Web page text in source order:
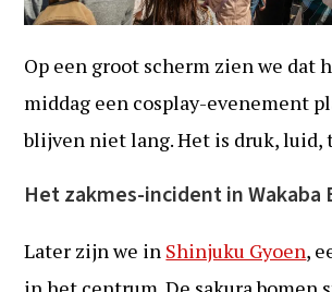
Op een groot scherm zien we dat
middag een cosplay-evenement
blijven niet lang. Het is druk, luid,
Het zakmes-incident in Wakaba
Later zijn we in Shinjuku Gyoen,